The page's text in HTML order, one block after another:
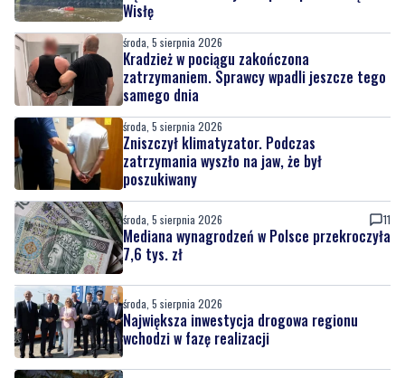
Wisłę
środa, 5 sierpnia 2026
Kradzież w pociągu zakończona
zatrzymaniem. Sprawcy wpadli jeszcze tego
samego dnia
środa, 5 sierpnia 2026
Zniszczył klimatyzator. Podczas
zatrzymania wyszło na jaw, że był
poszukiwany
środa, 5 sierpnia 2026 11
Mediana wynagrodzeń w Polsce przekroczyła
7,6 tys. zł
środa, 5 sierpnia 2026
Największa inwestycja drogowa regionu
wchodzi w fazę realizacji